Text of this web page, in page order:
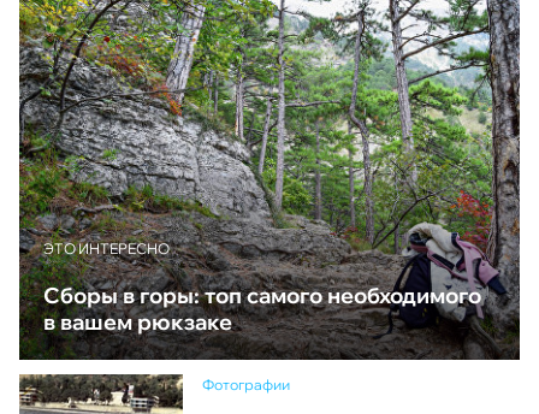
ЭТО ИНТЕРЕСНО
Сборы в горы: топ самого необходимого
в вашем рюкзаке
Фотографии